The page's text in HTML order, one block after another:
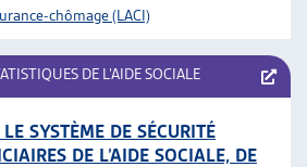
chômage (LACI)
DE L’AIDE SOCIALE
SYSTÈME DE SÉCURITÉ
DE L’AIDE SOCIALE, DE